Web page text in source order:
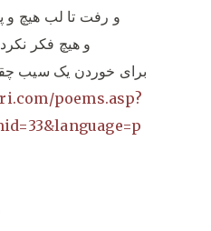
و رفت تا لب هیچ و
و هیچ فکر
برای خوردن یک سیب
poems.asp?